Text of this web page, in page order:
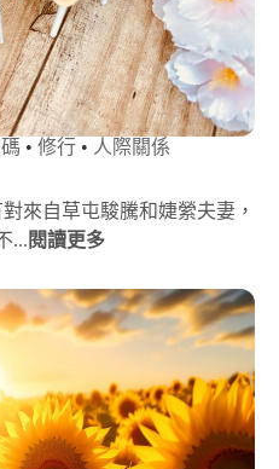
• 修行 • 人際關係
來自草屯駿騰和婕縈夫妻，
... 閱讀更多